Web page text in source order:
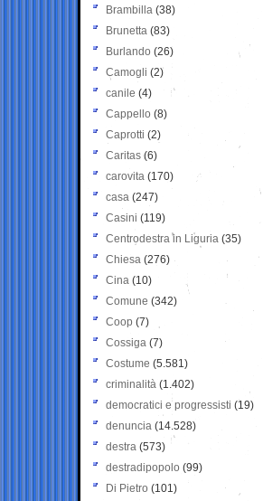
Brambilla (38)
Brunetta (83)
Burlando (26)
Camogli (2)
canile (4)
Cappello (8)
Caprotti (2)
Caritas (6)
carovita (170)
casa (247)
Casini (119)
Centrodestra in Liguria (35)
Chiesa (276)
Cina (10)
Comune (342)
Coop (7)
Cossiga (7)
Costume (5.581)
criminalità (1.402)
democratici e progressisti (19)
denuncia (14.528)
destra (573)
destradipopolo (99)
Di Pietro (101)